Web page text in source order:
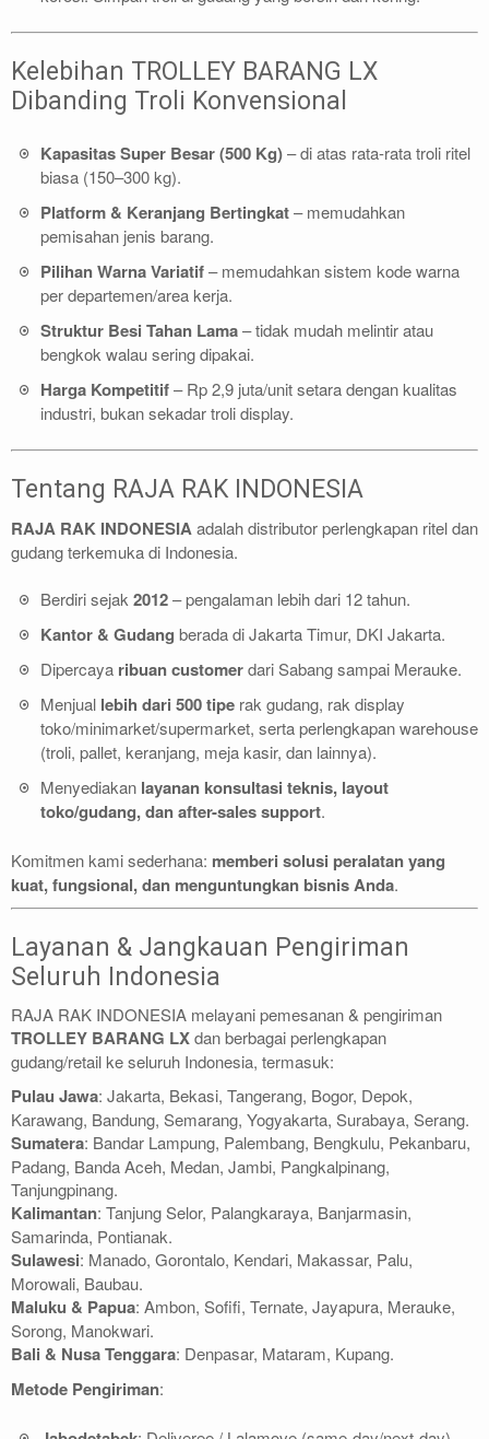
Kelebihan TROLLEY BARANG LX
Dibanding Troli Konvensional
Kapasitas Super Besar (500 Kg)– di atas rata-rata troli ritel
biasa (150–300 kg).
Platform & Keranjang Bertingkat– memudahkan
pemisahan jenis barang.
Pilihan Warna Variatif– memudahkan sistem kode warna
per departemen/area kerja.
Struktur Besi Tahan Lama– tidak mudah melintir atau
bengkok walau sering dipakai.
Harga Kompetitif– Rp 2,9 juta/unit setara dengan kualitas
industri, bukan sekadar troli display.
Tentang RAJA RAK INDONESIA
RAJA RAK INDONESIAadalah distributor perlengkapan ritel dan
gudang terkemuka di Indonesia.
Berdiri sejak2012– pengalaman lebih dari 12 tahun.
Kantor & Gudang berada di Jakarta Timur, DKI Jakarta.
Dipercaya ribuan customerdari Sabang sampai Merauke.
Menjual lebih dari 500 tipe rak gudang, rak display
toko/minimarket/supermarket, serta perlengkapan warehouse
(troli, pallet, keranjang, meja kasir, dan lainnya).
Menyediakan layanan konsultasi teknis, layout
toko/gudang, dan after-sales support.
Komitmen kami sederhana: memberi solusi peralatan yang
kuat, fungsional, dan menguntungkan bisnis Anda.
Layanan & Jangkauan Pengiriman
Seluruh Indonesia
RAJA RAK INDONESIA melayani pemesanan & pengiriman
TROLLEY BARANG LXdan berbagai perlengkapan
gudang/retail ke seluruh Indonesia, termasuk:
Pulau Jawa: Jakarta, Bekasi, Tangerang, Bogor, Depok,
Karawang, Bandung, Semarang, Yogyakarta, Surabaya, Serang.
Sumatera: Bandar Lampung, Palembang, Bengkulu, Pekanbaru,
Padang, Banda Aceh, Medan, Jambi, Pangkalpinang,
Tanjungpinang.
Kalimantan: Tanjung Selor, Palangkaraya, Banjarmasin,
Samarinda, Pontianak.
Sulawesi: Manado, Gorontalo, Kendari, Makassar, Palu,
Morowali, Baubau.
Maluku & Papua: Ambon, Sofifi, Ternate, Jayapura, Merauke,
Sorong, Manokwari.
Bali & Nusa Tenggara: Denpasar, Mataram, Kupang.
Metode Pengiriman: